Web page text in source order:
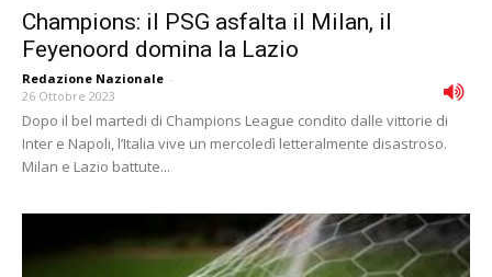
Champions: il PSG asfalta il Milan, il
Feyenoord domina la Lazio
Redazione Nazionale -
26 Ottobre 2023
Dopo il bel martedi di Champions League condito dalle vittorie di
Inter e Napoli, l’Italia vive un mercoledì letteralmente disastroso.
Milan e Lazio battute...